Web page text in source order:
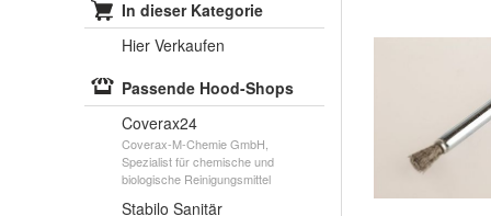
In dieser Kategorie
Hier Verkaufen
Passende Hood-Shops
Coverax24
Coverax-M-Chemie GmbH,
Spezialist für chemische und
biologische Reinigungsmittel
Stabilo Sanitär